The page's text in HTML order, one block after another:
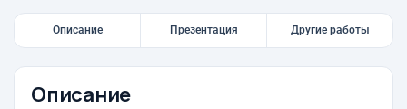
Описание Презентация Другие работы
Описание